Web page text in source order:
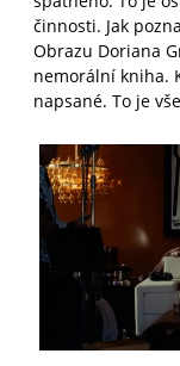
činnosti. Jak
Obrazu Doriana
nemorální kniha.
napsané. To je